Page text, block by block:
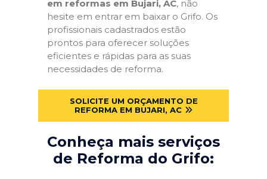
em reformas em Bujari, AC, não
hesite em entrar em baixar o Grifo. Os
profissionais cadastrados estão
prontos para oferecer soluções
eficientes e rápidas para as suas
necessidades de reforma.
SOLICITE UM ORÇAMENTO DE
REFORMA EM BUJARI, AC
Conheça mais serviços
de Reforma do Grifo: